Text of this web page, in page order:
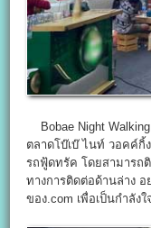
Bobae Night
ตลาดโบ๊เบ๊ ไนท์ วอคค์กิ้
รถฟู้ดทรัค โดยสามารถ
ทางการติดต่อด้านล่าง อ
ของ.com เพื่อเป็นกำลัง